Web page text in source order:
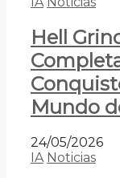
Hell
Mundo
24/05/2026
IA Noticias